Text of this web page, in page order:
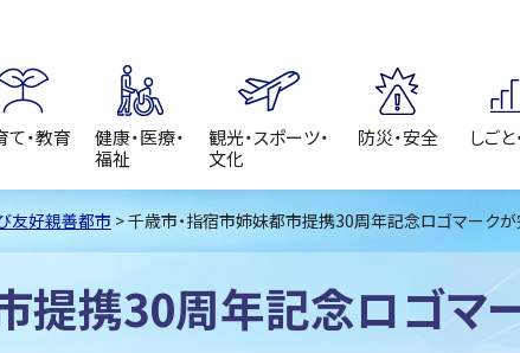
て・教育
健康・医療・
福祉
観光・スポーツ・
文化
防災・安全 しご
友好親善都市 > 千歳市・指宿市姉妹都市提携30周年記念ロゴマークが
提携30周年記念ロゴマ